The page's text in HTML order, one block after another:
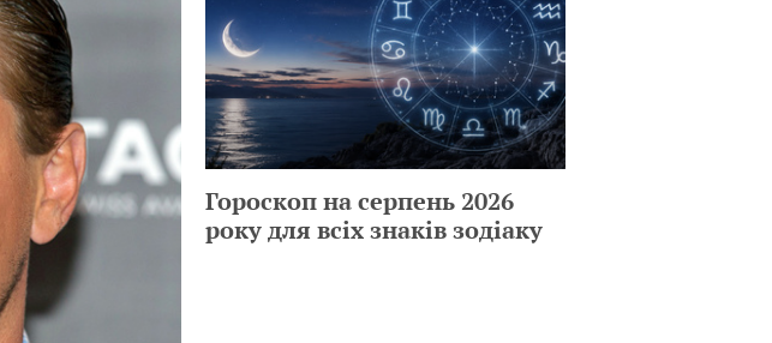
Гороскоп на серпень 2026
року для всіх знаків зодіаку